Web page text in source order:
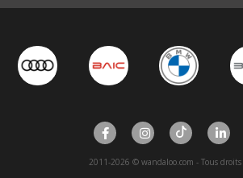
2011-2026 © wandaloo.com - Tous droits